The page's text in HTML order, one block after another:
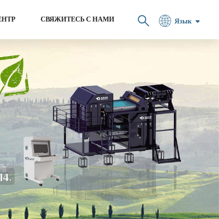
Язык
СВЯЖИТЕСЬ С НАМИ